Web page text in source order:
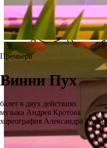
Премьера
Винни Пух
балет в двух действиях
музыка Андрея Кротова
хореография Александра Омара